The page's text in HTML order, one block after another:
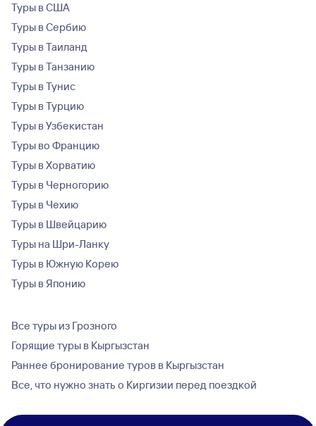
Туры в США
Туры в Сербию
Туры в Таиланд
Туры в Танзанию
Туры в Тунис
Туры в Турцию
Туры в Узбекистан
Туры во Францию
Туры в Хорватию
Туры в Черногорию
Туры в Чехию
Туры в Швейцарию
Туры на Шри-Ланку
Туры в Южную Корею
Туры в Японию
Все туры из Грозного
Горящие туры в Кыргызстан
Раннее бронирование туров в Кыргызстан
Все, что нужно знать о Киргизии перед поездкой